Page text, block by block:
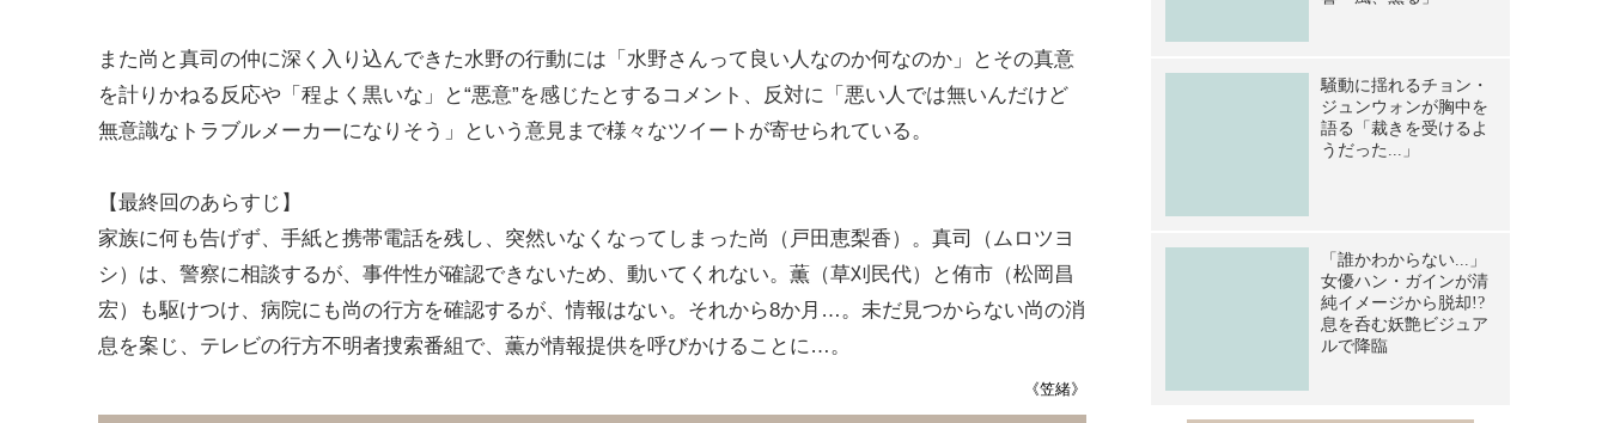
また尚と真司の仲に深く入り込んできた水野の行動には「水野さんって良い人なのか何なのか」とその真意
を計りかねる反応や「程よく黒いな」と“悪意”を感じたとするコメント、反対に「悪い人では無いんだけど
無意識なトラブルメーカーになりそう」という意見まで様々なツイートが寄せられている。
【最終回のあらすじ】
家族に何も告げず、手紙と携帯電話を残し、突然いなくなってしまった尚（戸田恵梨香）。真司（ムロツヨ
シ）は、警察に相談するが、事件性が確認できないため、動いてくれない。薫（草刈民代）と侑市（松岡昌
宏）も駆けつけ、病院にも尚の行方を確認するが、情報はない。それから8か月…。未だ見つからない尚の消
息を案じ、テレビの行方不明者捜索番組で、薫が情報提供を呼びかけることに…。
《笠緒》